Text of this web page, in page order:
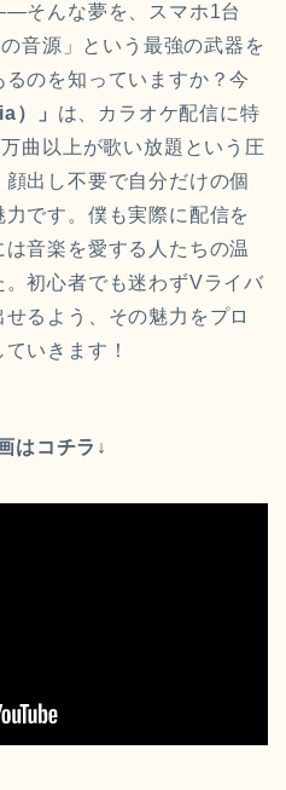
そんな夢を、スマホ1台
音源」という最強の武器を
のを知っていますか？今
）」 は、カラオケ配信に特
曲以上が歌い放題という圧
出し不要で自分だけの個
です。僕も実際に配信を
音楽を愛する人たちの温
初心者でも迷わずVライバ
るよう、その魅力をプロ
いきます！
はコチラ↓